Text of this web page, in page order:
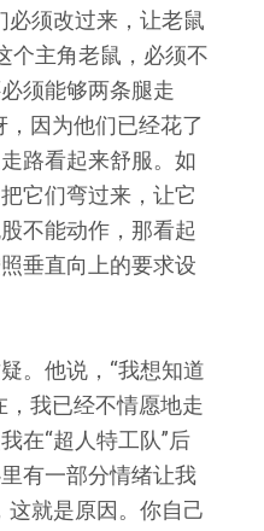
必须改过来，让老鼠
个主角老鼠，必须不
须能够两条腿走
，因为他们已经花了
路看起来舒服。如
它们弯过来，让它
不能动作，那看起
垂直向上的要求设
。他说，“我想知道
，我已经不情愿地走
在“超人特工队”后
有一部分情绪让我
这就是原因。你自己